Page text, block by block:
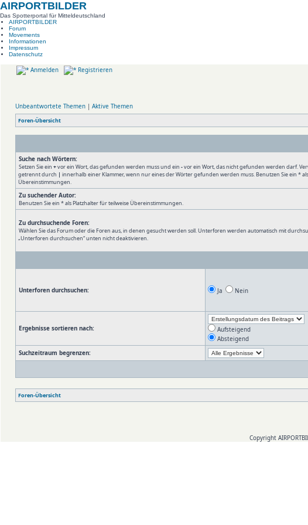
AIRPORTBILDER
Das Spotterportal für Mitteldeutschland
AIRPORTBILDER
Forum
Movements
Informationen
Impressum
Datenschutz
Anmelden Registrieren
Unbeantwortete Themen | Aktive Themen
Foren-Übersicht
Suche nach Wörtern:
Setzen Sie ein +vor ein Wort, das gefunden werden muss und ein -vor ein Wort, das nicht gefunden werden darf.
getrennt durch | innerhalb einer Klammer, wenn nur eines der Wörter gefunden werden muss. Benutzen Sie ein *
Übereinstimmungen.
Zu suchender Autor:
Benutzen Sie ein * als Platzhalter für teilweise Übereinstimmungen.
Zu durchsuchende Foren:
Wählen Sie das Forum oder die Foren aus, in denen gesucht werden soll. Unterforen werden automatisch mit
„Unterforen durchsuchen“ unten nicht deaktivieren.
Unterforen durchsuchen: Ja Nein
Ergebnisse sortieren nach:
Aufsteigend
Absteigend
Suchzeitraum begrenzen:
Foren-Übersicht
Copyright